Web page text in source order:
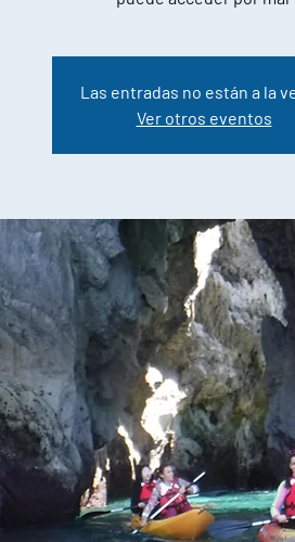
Las entradas no están a la
Ver otros eventos